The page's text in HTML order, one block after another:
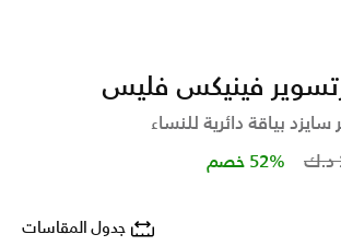
فينيكس فليس
بياقة دائرية للنساء
Price
to 52% خصم
جدول المقاسات